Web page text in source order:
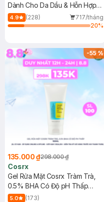
Dành Cho Da Dầu & Hỗn Hợp
500ml
4.9 (228)
717/tháng
20%
-55%
135.000 ₫298.000 ₫
Cosrx
Gel Rửa Mặt Cosrx Tràm Trà,
0.5% BHA Có Độ pH Thấp
150ml
5.0
(173)